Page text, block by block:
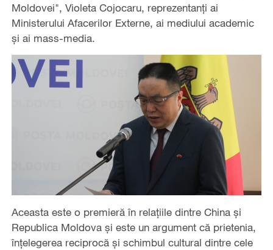
Moldovei", Violeta Cojocaru, reprezentanți ai
Ministerului Afacerilor Externe, ai mediului academic
și ai mass-media.
Aceasta este o premieră în relațiile dintre China și
Republica Moldova și este un argument că prietenia,
înțelegerea reciprocă și schimbul cultural dintre cele